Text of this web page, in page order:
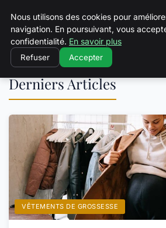
Squeakyswing.com
Derniers Articles
VÊTEMENTS DE GROSSESSE
Nous utilisons des cookies pour
navigation. En poursuivant, vous
confidentialité. En savoir plus
Refuser Accepter